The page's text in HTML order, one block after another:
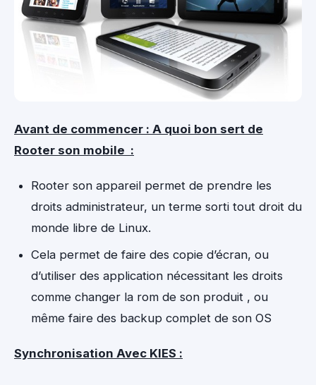
Avant de commencer : A quoi bon sert de
Rooter son mobile :
Rooter son appareil permet de prendre les
droits administrateur, un terme sorti tout droit du
monde libre de Linux.
Cela permet de faire des copie d’écran, ou
d’utiliser des application nécessitant les droits
comme changer la rom de son produit , ou
même faire des backup complet de son OS
Synchronisation Avec KIES :